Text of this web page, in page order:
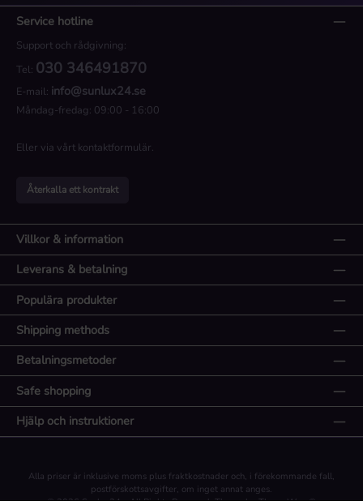
Service hotline
Support och rådgivning:
Tel: 030 346491870
E-mail: info@sunlux24.se
Måndag-fredag: 09:00 - 16:00
Eller via vårt kontaktformulär.
Återkalla ett kontrakt
Villkor & information
Leverans & betalning
Populära produkter
Betalningsmetoder
Shipping methods
Safe shopping
Hjälp och instruktioner
Alla priser är inklusive moms plus fraktkostnader och, i förekommande fall,
postförskottsavgifter, om inget annat anges.